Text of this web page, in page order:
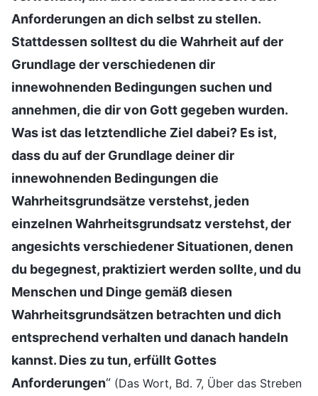
Anforderungen an dich selbst zu stellen.
Stattdessen solltest du die Wahrheit auf der
Grundlage der verschiedenen dir
innewohnenden Bedingungen suchen und
annehmen, die dir von Gott gegeben wurden.
Was ist das letztendliche Ziel dabei? Es ist,
dass du auf der Grundlage deiner dir
innewohnenden Bedingungen die
Wahrheitsgrundsätze verstehst, jeden
einzelnen Wahrheitsgrundsatz verstehst, der
angesichts verschiedener Situationen, denen
du begegnest, praktiziert werden sollte, und du
Menschen und Dinge gemäß diesen
Wahrheitsgrundsätzen betrachten und dich
entsprechend verhalten und danach handeln
kannst. Dies zu tun, erfüllt Gottes
Anforderungen“ (Das Wort, Bd. 7, Über das Streben